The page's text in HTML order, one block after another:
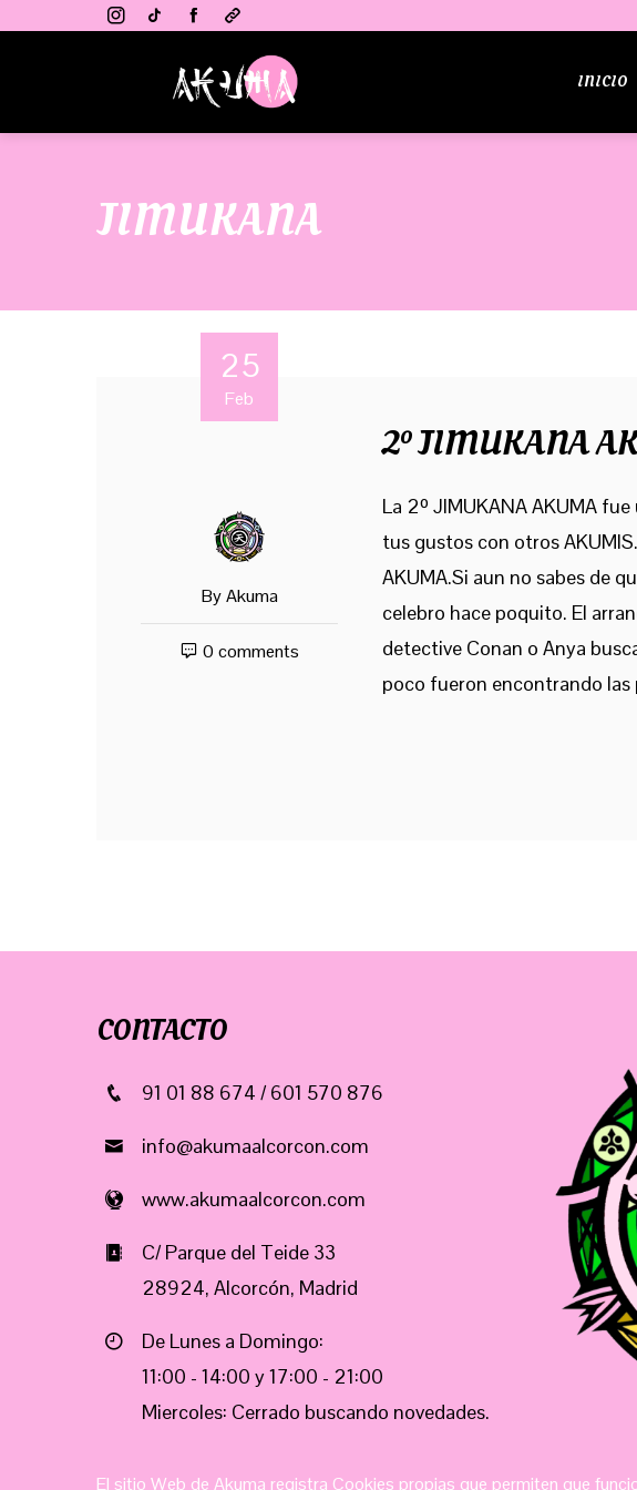
El sitio Web de Akuma registra Cookies propias que permiten que
INICIO
JIMUKANA
25
Feb
ByAkuma
0 comments
2º JIMUKANA
La 2º JIMUKANA AKUMA
tus gustos con otros
AKUMA.Si aun no sabes de
celebro hace poquito. El
detective Conan o Anya
poco fueron encontrando
CONTACTO
91 01 88 674 / 601 570 876
info@akumaalcorcon.com
www.akumaalcorcon.com
C/ Parque del Teide 33
28924, Alcorcón, Madrid
De Lunes a Domingo:
11:00 - 14:00 y 17:00 - 21:00
Miercoles: Cerrado buscando novedades.